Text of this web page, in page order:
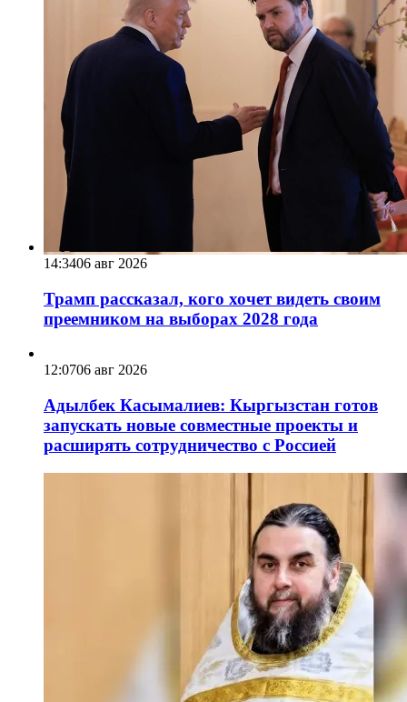
14:3406 авг 2026
Трамп рассказал, кого хочет видеть своим
преемником на выборах 2028 года
12:0706 авг 2026
Адылбек Касымалиев: Кыргызстан готов
запускать новые совместные проекты и
расширять сотрудничество с Россией